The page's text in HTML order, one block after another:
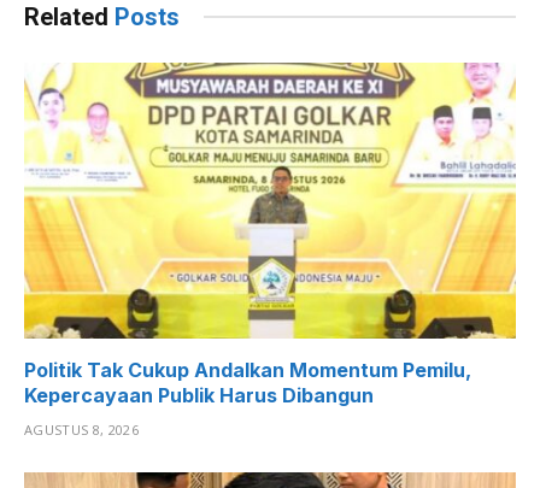
Related Posts
Politik Tak Cukup Andalkan Momentum Pemilu,
Kepercayaan Publik Harus Dibangun
AGUSTUS 8, 2026